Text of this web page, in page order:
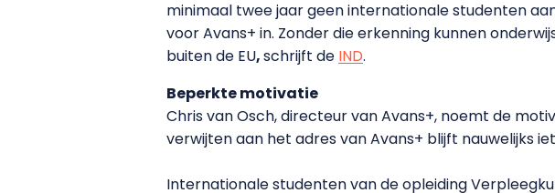
minimaal twee jaar geen internationale studenten
voor Avans+ in. Zonder die erkenning kunnen
buiten de EU,schrijft de IND.
Beperkte motivatie
Chris van Osch, directeur van Avans+, noemt de
verwijten aan het adres van Avans+ blijft nauwelijks
Internationale studenten van de opleiding